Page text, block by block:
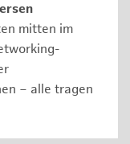
mitten im
– alle tragen